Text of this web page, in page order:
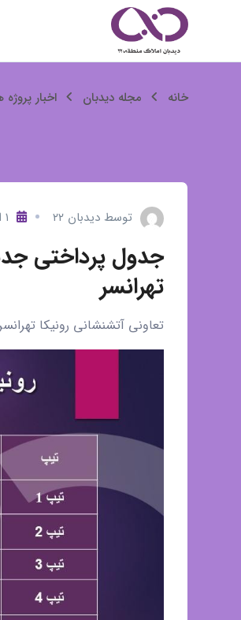
محتوا
جدول
جدید
تعاونی
آتش
نشانی
پروژه
پالاس
خانه مجله دیدبان اخبار پروژه
توسط دیدبان ۲۲ ۱ اسفند ۱۴۰۴
جدول پرداختی
تهرانسر
تعاونی آتشنشانی رونیکا